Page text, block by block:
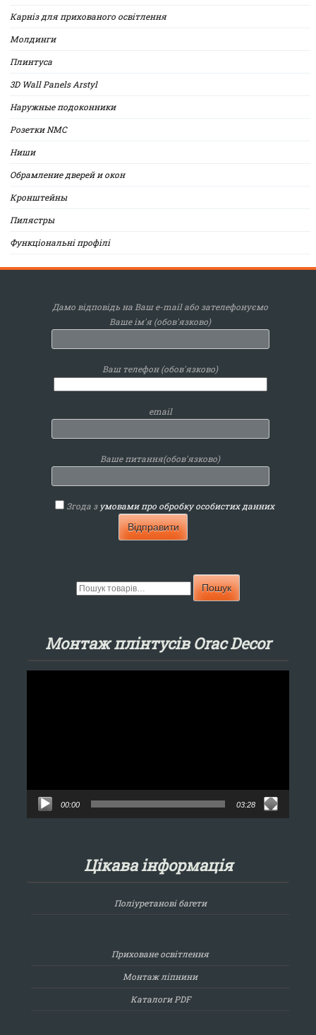
Карніз для прихованого освітлення
Молдинги
Плинтуса
3D Wall Panels Arstyl
Наружные подоконники
Розетки NMC
Ниши
Обрамление дверей и окон
Кронштейны
Пилястры
Функціональні профілі
Дамо відповідь на Ваш e-mail або зателефонуємо
Ваше ім'я (обов'язково)
Ваш телефон (обов'язково)
email
Ваше питання(обов'язково)
Згода зумовами про обробку особистих данних
Ш
у
т
:
Пошук
Монтаж плінтусів Orac Decor
00:00 03:28
Цікава інформація
Поліуретанові багети
Приховане освітлення
Монтаж ліпнини
Каталоги PDF